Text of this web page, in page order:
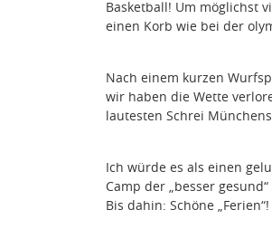
Basketball! Um möglichst
einen Korb wie bei der
Nach einem kurzen
wir haben die Wette
lautesten Schrei
Ich würde es als einen
Camp der „besser
Bis dahin: Schöne „Ferien“!